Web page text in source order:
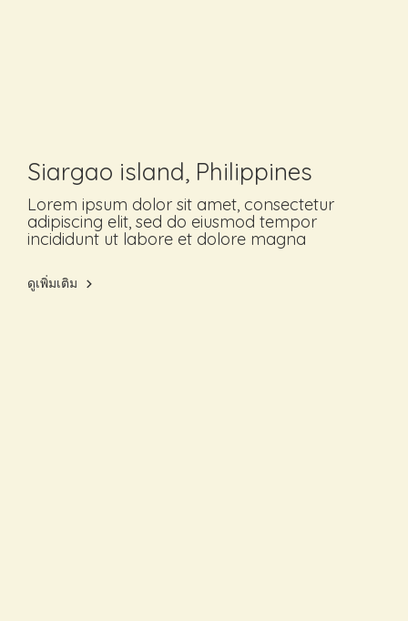
Siargao island, Philippines
Lorem ipsum dolor sit amet, consectetur
adipiscing elit, sed do eiusmod tempor
incididunt ut labore et dolore magna
ดูเพิ่มเติม